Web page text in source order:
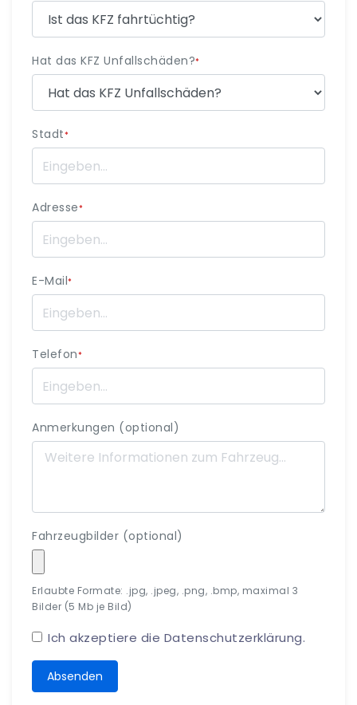
Hat das KFZ Unfallschäden?*
Stadt*
Adresse*
E-Mail*
Telefon*
Anmerkungen (optional)
Fahrzeugbilder (optional)
Erlaubte Formate: .jpg, .jpeg, .png, .bmp, maximal 3
Bilder (5 Mb je Bild)
Ich akzeptiere die Datenschutzerklärung.
Absenden